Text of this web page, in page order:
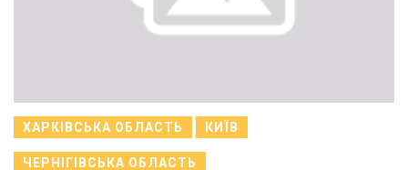
ХАРКІВСЬКА ОБЛАСТЬ КИЇВ
ЧЕРНІГІВСЬКА ОБЛАСТЬ